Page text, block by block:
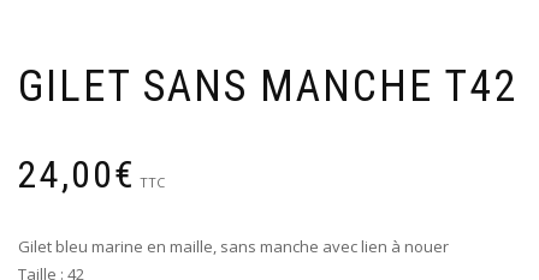
GILET SANS MANCHE T42
24,00€ TTC
Gilet bleu marine en maille, sans manche avec lien à nouer
Taille : 42